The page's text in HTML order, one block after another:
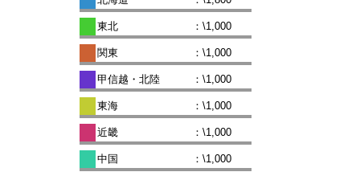
東北 ：\1,000
関東 ：\1,000
甲信越・北陸 ：\1,000
東海 ：\1,000
近畿 ：\1,000
中国 ：\1,000